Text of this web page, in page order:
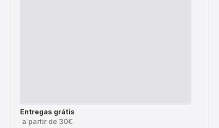
Entregas grátis
a partir de 30€